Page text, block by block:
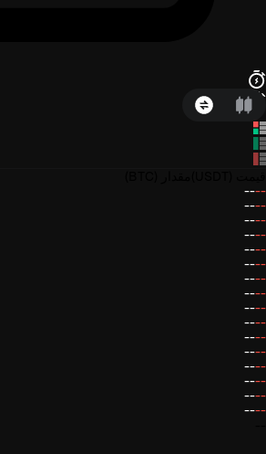
--
--
--
--
--
--
--
--
--
--
--
--
--
--
--
--
--
--
--
--
--
--
--
--
--
--
--
--
--
--
--
--